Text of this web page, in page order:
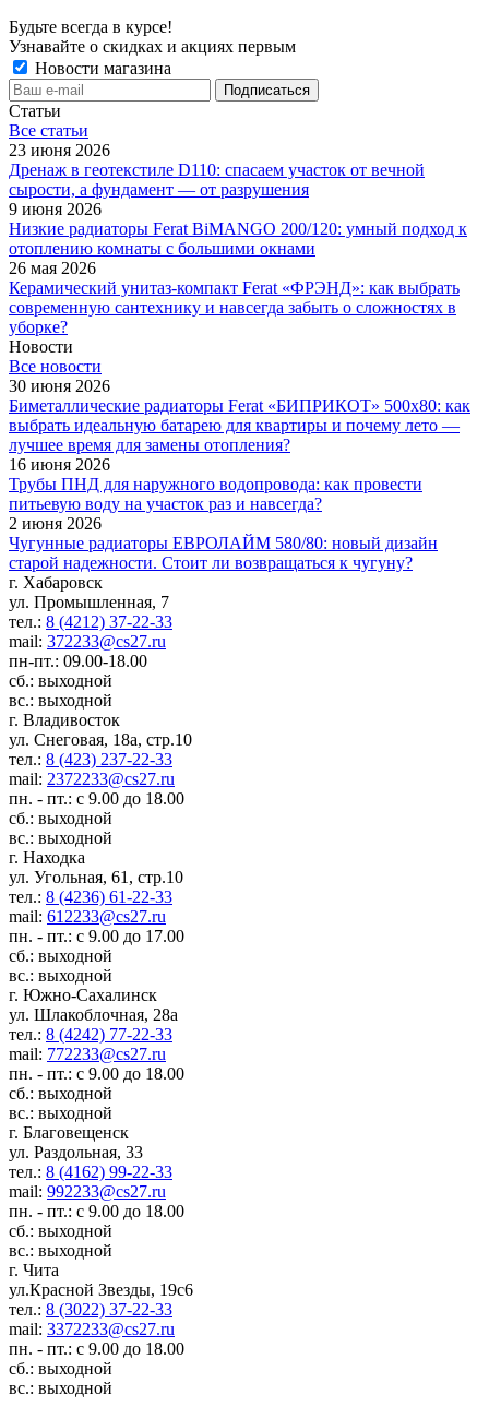
Будьте всегда в курсе!
Узнавайте о скидках и акциях первым
Новости магазина
Статьи
Все cтатьи
23 июня 2026
Дренаж в геотекстиле D110: спасаем участок от вечной
сырости, а фундамент — от разрушения
9 июня 2026
Низкие радиаторы Ferat BiMANGO 200/120: умный подход к
отоплению комнаты с большими окнами
26 мая 2026
Керамический унитаз-компакт Ferat «ФРЭНД»: как выбрать
современную сантехнику и навсегда забыть о сложностях в
уборке?
Новости
Все новости
30 июня 2026
Биметаллические радиаторы Ferat «БИПРИКОТ» 500x80: как
выбрать идеальную батарею для квартиры и почему лето —
лучшее время для замены отопления?
16 июня 2026
Трубы ПНД для наружного водопровода: как провести
питьевую воду на участок раз и навсегда?
2 июня 2026
Чугунные радиаторы ЕВРОЛАЙМ 580/80: новый дизайн
старой надежности. Стоит ли возвращаться к чугуну?
г. Хабаровск
ул. Промышленная, 7
тел.: 8 (4212) 37-22-33
mail: 372233@cs27.ru
пн-пт.: 09.00-18.00
сб.: выходной
вс.: выходной
г. Владивосток
ул. Снеговая, 18а, стр.10
тел.: 8 (423) 237-22-33
mail: 2372233@cs27.ru
пн. - пт.: с 9.00 до 18.00
сб.: выходной
вс.: выходной
г. Находка
ул. Угольная, 61, стр.10
тел.: 8 (4236) 61-22-33
mail: 612233@cs27.ru
пн. - пт.: с 9.00 до 17.00
сб.: выходной
вс.: выходной
г. Южно-Сахалинск
ул. Шлакоблочная, 28а
тел.: 8 (4242) 77-22-33
mail: 772233@cs27.ru
пн. - пт.: с 9.00 до 18.00
сб.: выходной
вс.: выходной
г. Благовещенск
ул. Раздольная, 33
тел.: 8 (4162) 99-22-33
mail: 992233@cs27.ru
пн. - пт.: с 9.00 до 18.00
сб.: выходной
вс.: выходной
г. Чита
ул.Красной Звезды, 19с6
тел.: 8 (3022) 37-22-33
mail: 3372233@cs27.ru
пн. - пт.: с 9.00 до 18.00
сб.: выходной
вс.: выходной